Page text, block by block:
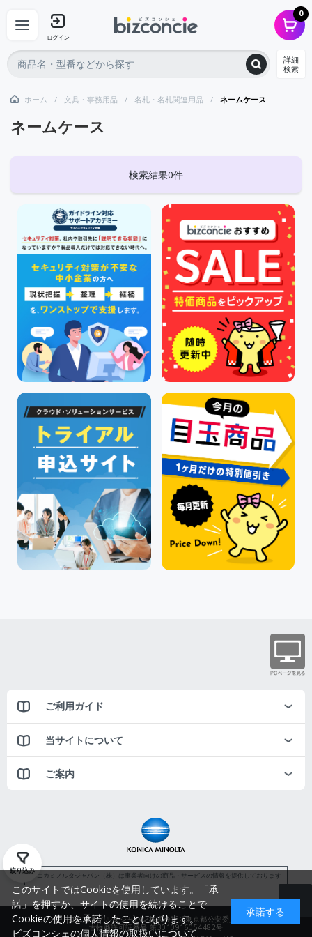
ログイン
0
詳細
検索
ホーム 文具・事務用品 名札・名札関連用品 ネームケース
ネームケース
検索結果0件
絞り込み
ご利用ガイド
当サイトについて
ご案内
コニカミノルタジャパン（株）は事業者向けの商品・サービスの情報を提供しております
コニカミノルタジャパン株式会社／東京都公安委員会
古物商許可証番号 第3010916054482号
このサイトではCookieを使用しています。「承
諾」を押すか、サイトの使用を続けることで
Cookieの使用を承諾したことになります。
ビズコンシェの個人情報の取扱いについて
承諾する